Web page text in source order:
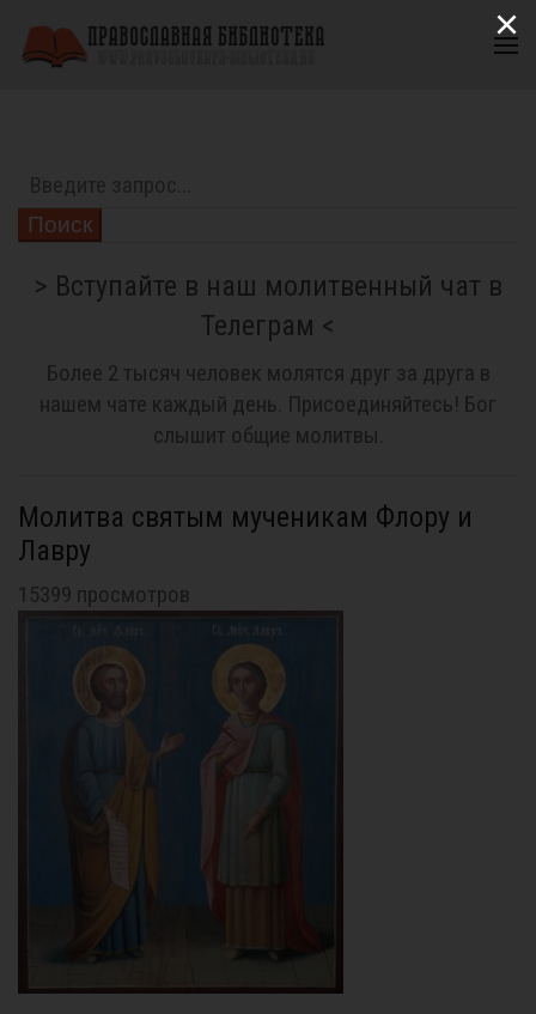
Поиск
> Вступайте в наш молитвенный чат в
Телеграм <
Более 2 тысяч человек молятся друг за друга в
нашем чате каждый день. Присоединяйтесь! Бог
слышит общие молитвы.
Молитва святым мученикам Флору и
Лавру
15399 просмотров
×